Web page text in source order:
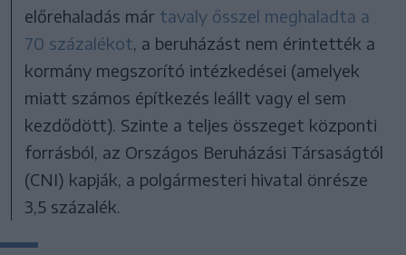
előrehaladás már tavaly ősszel meghaladta a
70 százalékot, a beruházást nem érintették a
kormány megszorító intézkedései (amelyek
miatt számos építkezés leállt vagy el sem
kezdődött). Szinte a teljes összeget központi
forrásból, az Országos Beruházási Társaságtól
(CNI) kapják, a polgármesteri hivatal önrésze
3,5 százalék.